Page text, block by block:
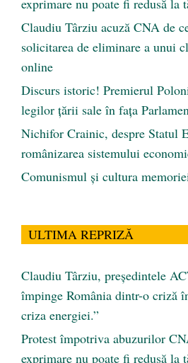
exprimare nu poate fi redusă la
Claudiu Târziu acuză CNA de
solicitarea de eliminare a unui
online
Discurs istoric! Premierul
legilor țării sale în fața
Nichifor Crainic, despre Statul
românizarea sistemului
Comunismul şi cultura
ULTIMA REPRIZĂ
Claudiu Târziu, președintele
împinge România dintr-o criză
criza energiei.”
Protest împotriva abuzurilor
exprimare nu poate fi redusă la